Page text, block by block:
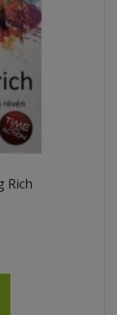
Rich